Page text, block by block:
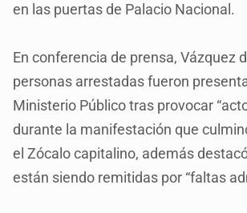
en las puertas de Palacio Nacional.
En conferencia de prensa, Vázquez
personas arrestadas fueron
Ministerio Público tras provocar
durante la manifestación que
el Zócalo capitalino, además
están siendo remitidas por “faltas